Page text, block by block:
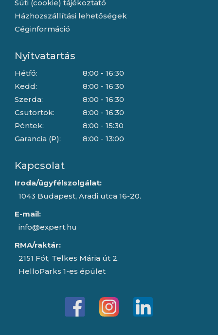
Süti (cookie) tájékoztató
Házhozszállítási lehetőségek
Céginformáció
Nyitvatartás
Hétfő:
Kedd:
Szerda:
Csütörtök:
Péntek:
Garancia (P):
8:00 - 16:30
8:00 - 16:30
8:00 - 16:30
8:00 - 16:30
8:00 - 15:30
8:00 - 13:00
Kapcsolat
Iroda/ügyfélszolgálat:
1043 Budapest, Aradi utca 16-20.
E-mail:
info@expert.hu
RMA/raktár:
2151 Fót, Telkes Mária út 2.
HelloParks 1-es épület